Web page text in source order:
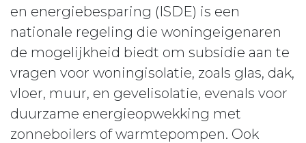
en energiebesparing (ISDE) is een
nationale regeling die woningeigenaren
de mogelijkheid biedt om subsidie aan te
vragen voor woningisolatie, zoals glas, dak,
vloer, muur, en gevelisolatie, evenals voor
duurzame energieopwekking met
zonneboilers of warmtepompen. Ook